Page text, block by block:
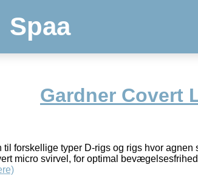
Spaa
Gardner Covert
forskellige typer D-rigs og rigs hvor agnen
micro svirvel, for optimal